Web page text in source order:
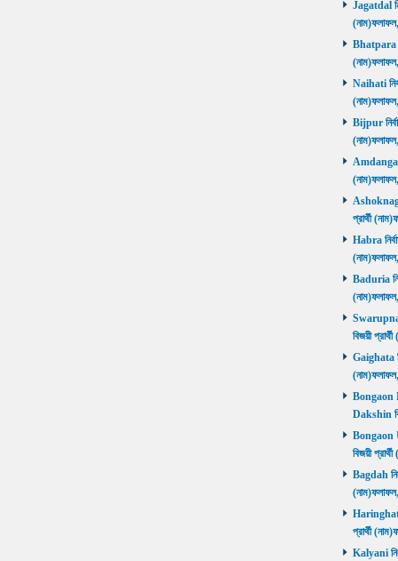
Jagatdal
Bhatpara
Naihati
Bijpur
Amdanga
প্রার্থী
Habra
Baduria
বিজয়ী
Gaighata
Bongaon
Dakshin
Bongaon
বিজয়ী
Bagdah
Haringhata
প্রার্থী
Kalyani